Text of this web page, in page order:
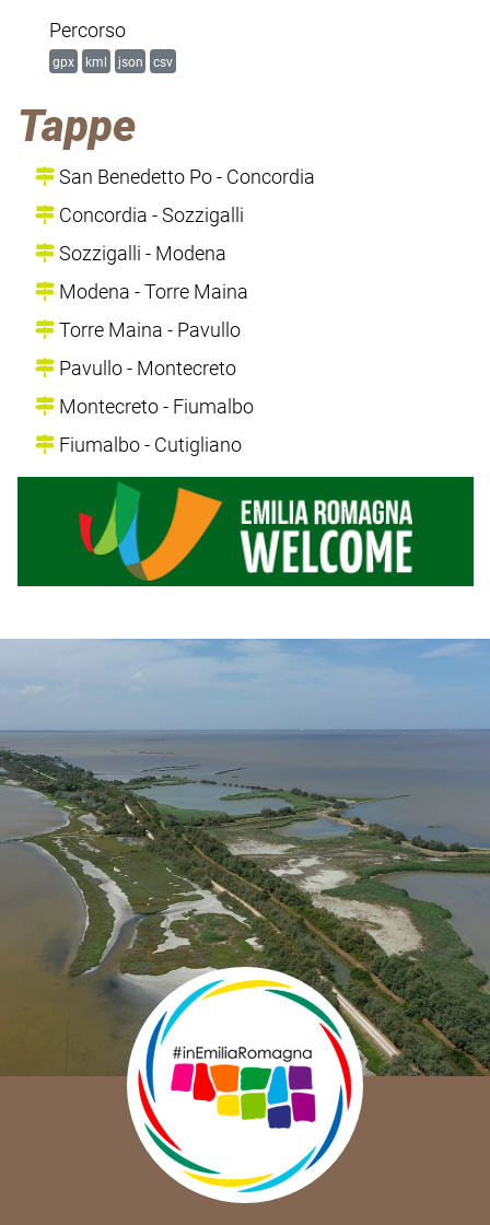
Percorso
gpx kml json csv
Tappe
San Benedetto Po - Concordia
Concordia - Sozzigalli
Sozzigalli - Modena
Modena - Torre Maina
Torre Maina - Pavullo
Pavullo - Montecreto
Montecreto - Fiumalbo
Fiumalbo - Cutigliano